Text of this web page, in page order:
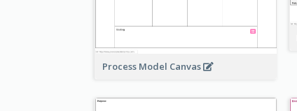
Process Model Canvas